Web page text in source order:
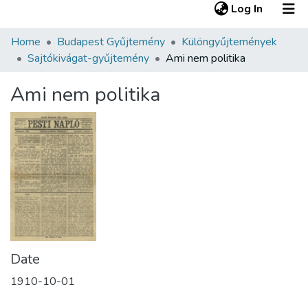
Log In (current)
Communities & Collections
Statistics
About us
Home Budapest Gyűjtemény
Különgyűjtemények
Sajtókivágat-gyűjtemény
Ami nem politika
Ami nem politika
Date
1910-10-01